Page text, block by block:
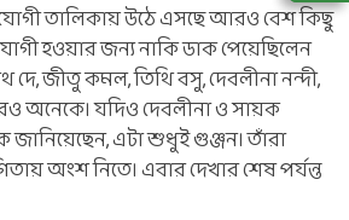
তালিকায় উঠে এসছে আরও বেশ কিছু
হওয়ার জন্য নাকি ডাক পেয়েছিলেন
দে, জীতু কমল, তিথি বসু, দেবলীনা নন্দী,
অনেকে। যদিও দেবলীনা ও সায়ক
জানিয়েছেন, এটা শুধুই গুঞ্জন। তাঁরা
অংশ নিতে। এবার দেখার শেষ পর্যন্ত